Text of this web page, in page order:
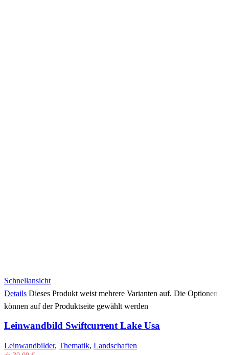
Schnellansicht
Details Dieses Produkt weist mehrere Varianten auf. Die Optionen
können auf der Produktseite gewählt werden
Leinwandbild Swiftcurrent Lake Usa
Leinwandbilder, Thematik, Landschaften